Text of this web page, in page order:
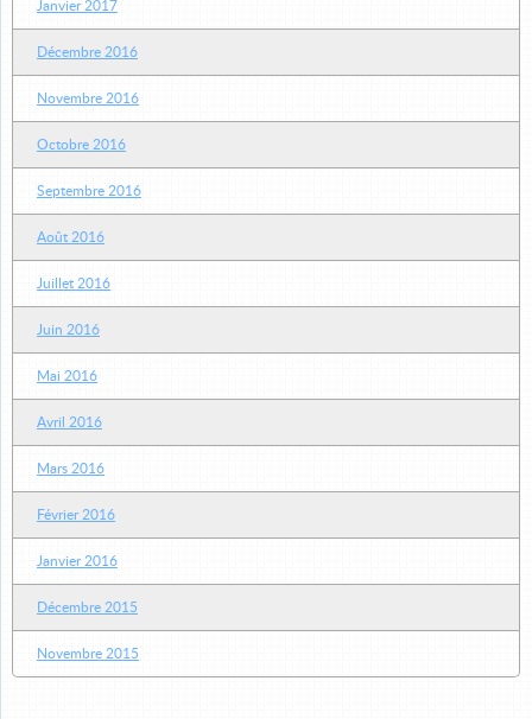
Janvier 2017
Décembre 2016
Novembre 2016
Octobre 2016
Septembre 2016
Août 2016
Juillet 2016
Juin 2016
Mai 2016
Avril 2016
Mars 2016
Février 2016
Janvier 2016
Décembre 2015
Novembre 2015